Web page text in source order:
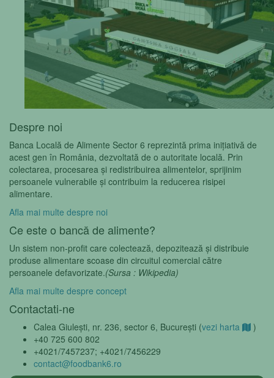
Despre noi
Banca Locală de Alimente Sector 6 reprezintă prima inițiativă de
acest gen în România, dezvoltată de o autoritate locală. Prin
colectarea, procesarea și redistribuirea alimentelor, sprijinim
persoanele vulnerabile și contribuim la reducerea risipei
alimentare.
Afla mai multe despre noi
Ce este o bancă de alimente?
Un sistem non-profit care colectează, depozitează și distribuie
produse alimentare scoase din circuitul comercial către
persoanele defavorizate.(Sursa : Wikipedia)
Afla mai multe despre concept
Contactati-ne
Calea Giulești, nr. 236, sector 6, Bucureşti (vezi harta
)
+40 725 600 802
+4021/7457237; +4021/7456229
contact@foodbank6.ro